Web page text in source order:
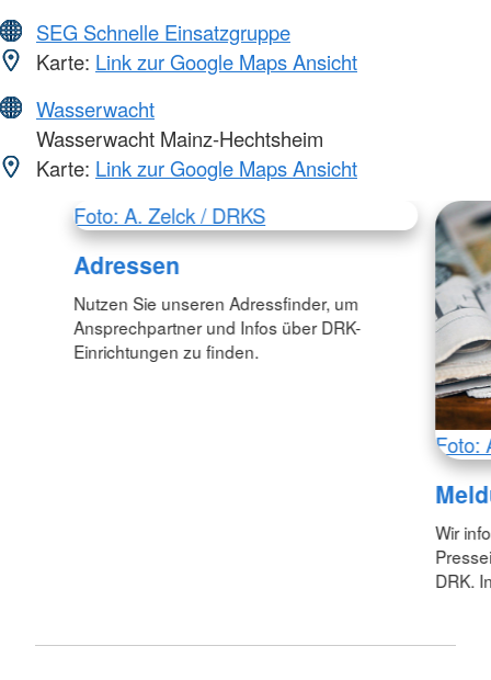
SEG Schnelle Einsatzgruppe
Karte: Link zur Google Maps Ansicht
Wasserwacht
Wasserwacht Mainz-Hechtsheim
Karte: Link zur Google Maps Ansicht
Foto: A. Zelck / DRKS
Adressen
Nutzen Sie unseren Adressfinder, um
Ansprechpartner und Infos über DRK-
Einrichtungen zu finden.
Foto:
Wir
DRK.